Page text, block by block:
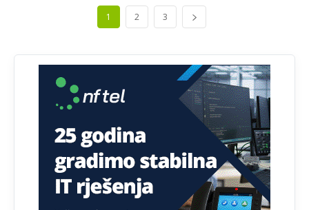
1 2 3
Bosni i Hercegovini je 1.229.972 građana informatički
nepismeno, što čini 38,7% ukupnog stanovništva starijeg
Prema podacima o informaciono-komunikacionim
tehnologijama, čak 33,4% domaćinstava u BiH uopšte
nema pristup računaru bilo koje vrste (desktop, laptop ili
Анонимно2818605 јуче 11:34
Najveći dio populacije starije od 65 godina uopšte ne
koristi internet, niti ima pristup računarima